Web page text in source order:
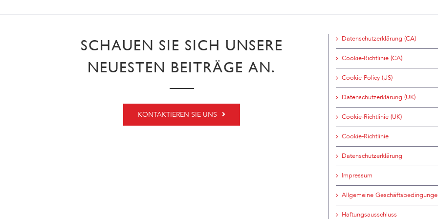
SCHAUEN SIE SICH UNSERE
NEUESTEN BEITRÄGE AN.
KONTAKTIEREN SIE UNS
Datenschutzerklärung (CA)
Cookie-Richtlinie (CA)
Cookie Policy (US)
Datenschutzerklärung (UK)
Cookie-Richtlinie (UK)
Cookie-Richtlinie
Datenschutzerklärung
Impressum
Allgemeine
Haftungsausschluss